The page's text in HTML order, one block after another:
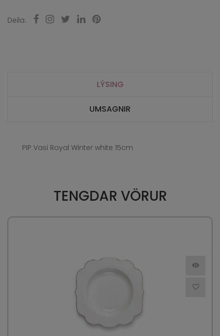
Deila:
LÝSING
UMSAGNIR
PIP Vasi Royal Winter white 15cm
TENGDAR VÖRUR